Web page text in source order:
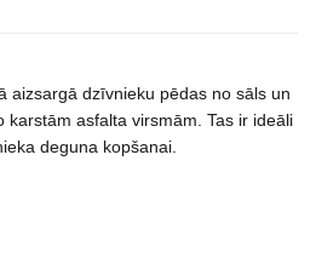
aizsargā dzīvnieku pēdas no sāls un
asfalta virsmām. Tas ir ideāli
deguna kopšanai.